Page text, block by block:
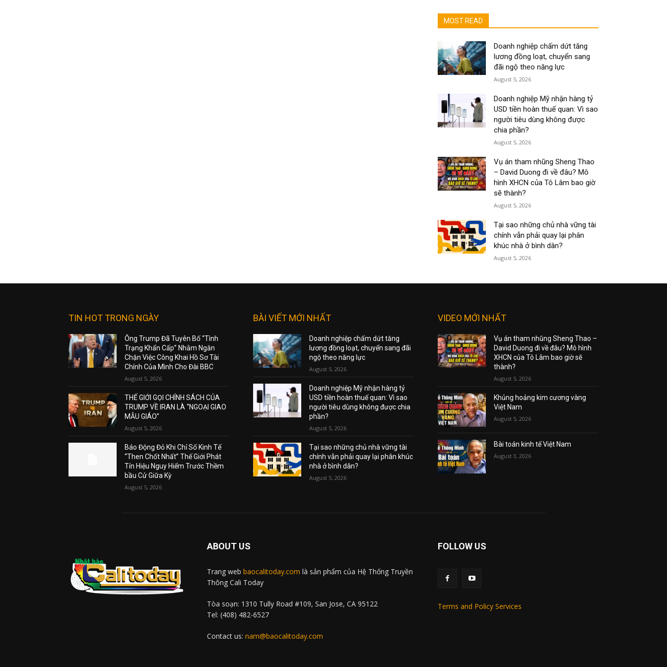
MOST READ
Doanh nghiệp chấm dứt tăng
lương đồng loạt, chuyển sang
đãi ngộ theo năng lực
August 5, 2026
Doanh nghiệp Mỹ nhận hàng tỷ
USD tiền hoàn thuế quan: Vì sao
người tiêu dùng không được
chia phần?
August 5, 2026
Vụ án tham nhũng Sheng Thao
– David Duong đi về đâu? Mô
hình XHCN của Tô Lâm bao giờ
sẽ thành?
August 5, 2026
Tại sao những chủ nhà vững tài
chính vẫn phải quay lại phân
khúc nhà ở bình dân?
August 5, 2026
TIN HOT TRONG NGÀY
Ông Trump Đã Tuyên Bố “Tình
Trạng Khẩn Cấp” Nhằm Ngăn
Chặn Việc Công Khai Hồ Sơ Tài
Chính Của Mình Cho Đài BBC
August 5, 2026
THẾ GIỚI GỌI CHÍNH SÁCH CỦA
TRUMP VỀ IRAN LÀ “NGOẠI GIAO
MẪU GIÁO”
August 5, 2026
Báo Động Đỏ Khi Chỉ Số Kinh Tế
“Then Chốt Nhất” Thế Giới Phát
Tín Hiệu Nguy Hiểm Trước Thềm
bầu Cử Giữa Kỳ
August 5, 2026
BÀI VIẾT MỚI NHẤT
Doanh nghiệp chấm dứt tăng
lương đồng loạt, chuyển sang đãi
ngộ theo năng lực
August 5, 2026
Doanh nghiệp Mỹ nhận hàng tỷ
USD tiền hoàn thuế quan: Vì sao
người tiêu dùng không được chia
phần?
August 5, 2026
Tại sao những chủ nhà vững tài
chính vẫn phải quay lại phân khúc
nhà ở bình dân?
August 5, 2026
VIDEO MỚI NHẤT
Vụ án tham nhũng Sheng Thao –
David Duong đi về đâu? Mô hình
XHCN của Tô Lâm bao giờ sẽ
thành?
August 5, 2026
Khủng hoảng kim cương vàng
Việt Nam
August 5, 2026
Bài toán kinh tế Việt Nam
August 3, 2026
ABOUT US
Trang web baocalitoday.com là sản phẩm của Hệ Thống Truyền
Thông Cali Today
Tòa soạn: 1310 Tully Road #109, San Jose, CA 95122
Tel: (408) 482-6527
Contact us: nam@baocalitoday.com
FOLLOW US
Terms and Policy Services